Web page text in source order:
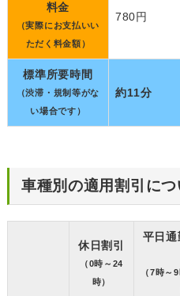
料金
（実際にお支払いい
ただく料金額）
780円
標準所要時間
（渋滞・規制等がな
い場合です）
約11分
車種別の適用割引につ
休日割引
（0時～24
時）
平日通
（7時～